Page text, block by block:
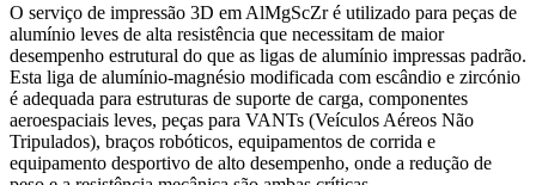
O serviço de impressão 3D em AlMgScZr é utilizado para peças de
alumínio leves de alta resistência que necessitam de maior
desempenho estrutural do que as ligas de alumínio impressas padrão.
Esta liga de alumínio-magnésio modificada com escândio e zircónio
é adequada para estruturas de suporte de carga, componentes
aeroespaciais leves, peças para VANTs (Veículos Aéreos Não
Tripulados), braços robóticos, equipamentos de corrida e
equipamento desportivo de alto desempenho, onde a redução de